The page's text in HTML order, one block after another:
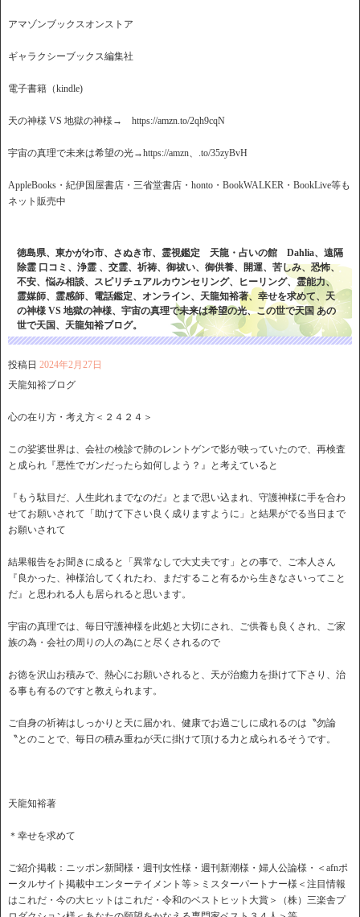
アマゾンブックスオンストア
ギャラクシーブックス編集社
電子書籍（kindle)
天の神様 VS 地獄の神様→ https://amzn.to/2qh9cqN
宇宙の真理で未来は希望の光→https://amzn、.to/35zyBvH
AppleBooks・紀伊国屋書店・三省堂書店・honto・BookWALKER・BookLive等も
ネット販売中
徳島県、東かがわ市、さぬき市、霊視鑑定 天龍・占いの館 Dahlia、遠隔
除霊 口コミ、浄霊 、交霊、祈祷、御祓い、御供養、開運、苦しみ、恐怖、
不安、悩み相談、スピリチュアルカウンセリング、ヒーリング、霊能力、
霊媒師、霊感師、電話鑑定、オンライン、天龍知裕著、幸せを求めて、天
の神様 VS 地獄の神様、宇宙の真理で未来は希望の光、この世で天国 あの
世で天国、天龍知裕ブログ。
投稿日 2024年2月27日
天龍知裕ブログ
心の在り方・考え方＜２４２４＞
この娑婆世界は、会社の検診で肺のレントゲンで影が映っていたので、再検査
と成られ『悪性でガンだったら如何しよう？』と考えていると
『もう駄目だ、人生此れまでなのだ』とまで思い込まれ、守護神様に手を合わ
せてお願いされて「助けて下さい良く成りますように」と結果がでる当日まで
お願いされて
結果報告をお聞きに成ると「異常なしで大丈夫です」との事で、ご本人さん
『良かった、神様治してくれたわ、まだすること有るから生きなさいってこと
だ』と思われる人も居られると思います。
宇宙の真理では、毎日守護神様を此処と大切にされ、ご供養も良くされ、ご家
族の為・会社の周りの人の為にと尽くされるので
お徳を沢山お積みで、熱心にお願いされると、天が治癒力を掛けて下さり、治
る事も有るのですと教えられます。
ご自身の祈祷はしっかりと天に届かれ、健康でお過ごしに成れるのは〝勿論
〝とのことで、毎日の積み重ねが天に掛けて頂ける力と成られるそうです。
天龍知裕著
＊幸せを求めて
ご紹介掲載：ニッポン新聞様・週刊女性様・週刊新潮様・婦人公論様・＜afnポ
ータルサイト掲載中エンターテイメント等＞ミスターパートナー様＜注目情報
はこれだ・今の大ヒットはこれだ・令和のベストヒット大賞＞（株）三楽舎プ